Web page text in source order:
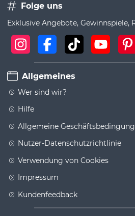
Folge uns
Exklusive Angebote, Gewinnspiele,
Allgemeines
Wer sind wir?
Hilfe
Allgemeine
Nutzer-Datenschutzrichtlinie
Verwendung von Cookies
Impressum
Kundenfeedback